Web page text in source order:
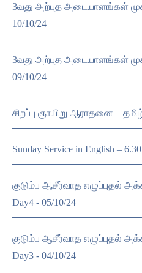
3வது அற்புத அடையாளங்கள்
10/10/24
3வது அற்புத அடையாளங்கள்
09/10/24
சிறப்பு ஞாயிறு ஆராதனை –
Sunday Service in English –
குடும்ப ஆசீர்வாத எழுப்புதல்
Day4 - 05/10/24
குடும்ப ஆசீர்வாத எழுப்புதல்
Day3 - 04/10/24